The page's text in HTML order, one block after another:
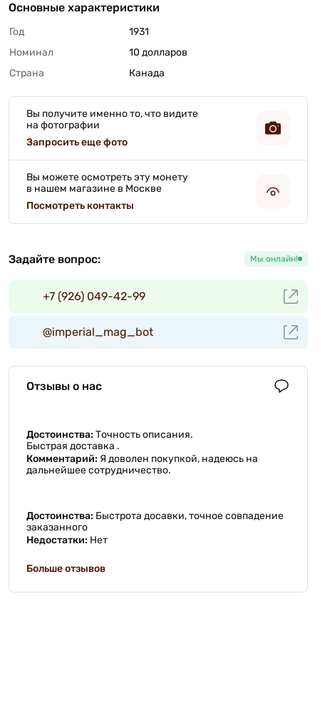
Основные характеристики
Год
1931
Номинал
10 долларов
Страна
Канада
Вы получите именно то, что видите
на фотографии
Запросить еще фото
Вы можете осмотреть эту монету
в нашем магазине в Москве
Посмотреть контакты
Задайте вопрос: Мы онлайн!
+7 (926) 049-42-99
@imperial_mag_bot
Отзывы о нас
Достоинства: Точность описания.
Быстрая доставка .
Комментарий: Я доволен покупкой, надеюсь на
дальнейшее сотрудничество.
Достоинства: Быстрота досавки, точное совпадение
заказанного
Недостатки: Нет
Больше отзывов